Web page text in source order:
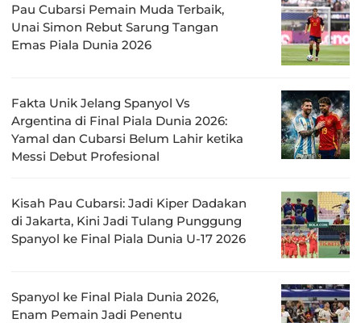
Pau Cubarsi Pemain Muda Terbaik,
Unai Simon Rebut Sarung Tangan
Emas Piala Dunia 2026
Fakta Unik Jelang Spanyol Vs
Argentina di Final Piala Dunia 2026:
Yamal dan Cubarsi Belum Lahir ketika
Messi Debut Profesional
Kisah Pau Cubarsi: Jadi Kiper Dadakan
di Jakarta, Kini Jadi Tulang Punggung
Spanyol ke Final Piala Dunia U-17 2026
Spanyol ke Final Piala Dunia 2026,
Enam Pemain Jadi Penentu